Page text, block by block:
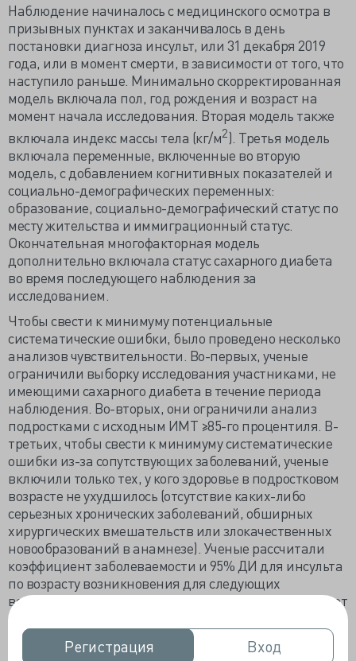
Регистрация
Регистрация Вход
Вход
Наблюдение начиналось с медицинского осмотра в
призывных пунктах и заканчивалось в день
постановки диагноза инсульт, или 31 декабря 2019
года, или в момент смерти, в зависимости от того, что
наступило раньше. Минимально скорректированная
модель включала пол, год рождения и возраст на
момент начала исследования. Вторая модель также
включала индекс массы тела (кг/м2). Третья модель
включала переменные, включенные во вторую
модель, с добавлением когнитивных показателей и
социально-демографических переменных:
образование, социально-демографический статус по
месту жительства и иммиграционный статус.
Окончательная многофакторная модель
дополнительно включала статус сахарного диабета
во время последующего наблюдения за
исследованием.
Чтобы свести к минимуму потенциальные
систематические ошибки, было проведено несколько
анализов чувствительности. Во-первых, ученые
ограничили выборку исследования участниками, не
имеющими сахарного диабета в течение периода
наблюдения. Во-вторых, они ограничили анализ
подростками с исходным ИМТ ≥85-го процентиля. В-
третьих, чтобы свести к минимуму систематические
ошибки из-за сопутствующих заболеваний, ученые
включили только тех, у кого здоровье в подростковом
возрасте не ухудшилось (отсутствие каких-либо
серьезных хронических заболеваний, обширных
хирургических вмешательств или злокачественных
новообразований в анамнезе). Ученые рассчитали
коэффициент заболеваемости и 95% ДИ для инсульта
по возрасту возникновения для следующих
возрастных диапазонов: <40, от 40 до 42, от 43 до 45, от
46 до 48 и от 49 до 52 лет.
Для анализа использовались программное